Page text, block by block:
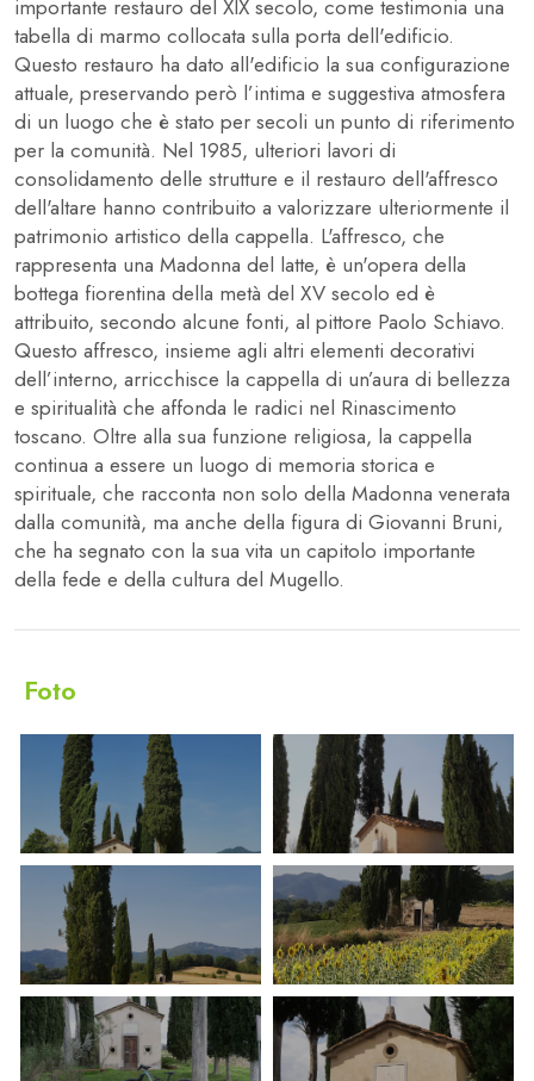
importante restauro del XIX secolo, come testimonia una
tabella di marmo collocata sulla porta dell'edificio.
Questo restauro ha dato all'edificio la sua configurazione
attuale, preservando però l’intima e suggestiva atmosfera
di un luogo che è stato per secoli un punto di riferimento
per la comunità. Nel 1985, ulteriori lavori di
consolidamento delle strutture e il restauro dell'affresco
dell'altare hanno contribuito a valorizzare ulteriormente il
patrimonio artistico della cappella. L'affresco, che
rappresenta una Madonna del latte, è un'opera della
bottega fiorentina della metà del XV secolo ed è
attribuito, secondo alcune fonti, al pittore Paolo Schiavo.
Questo affresco, insieme agli altri elementi decorativi
dell’interno, arricchisce la cappella di un’aura di bellezza
e spiritualità che affonda le radici nel Rinascimento
toscano. Oltre alla sua funzione religiosa, la cappella
continua a essere un luogo di memoria storica e
spirituale, che racconta non solo della Madonna venerata
dalla comunità, ma anche della figura di Giovanni Bruni,
che ha segnato con la sua vita un capitolo importante
della fede e della cultura del Mugello.
Foto